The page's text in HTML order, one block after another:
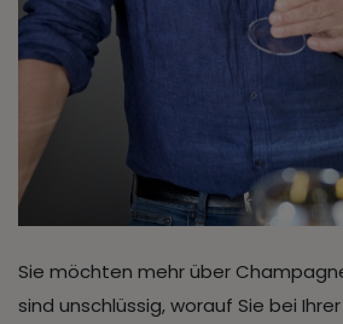
Sie möchten mehr über
sind unschlüssig, worauf Sie bei